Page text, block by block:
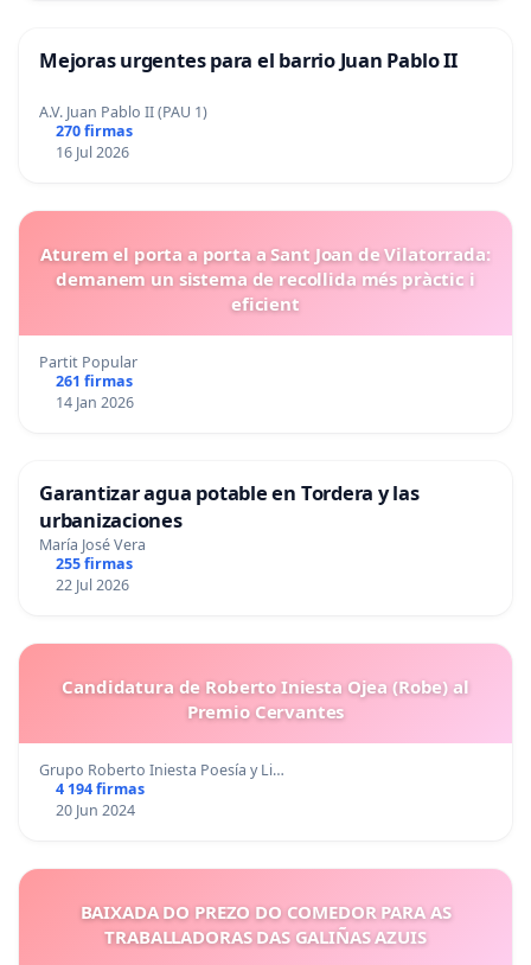
Mejoras urgentes para el barrio Juan Pablo II
A.V. Juan Pablo II (PAU 1)
270 firmas
16 Jul 2026
Aturem el porta a porta a Sant Joan de Vilatorrada:
demanem un sistema de recollida més pràctic i
eficient
Partit Popular
261 firmas
14 Jan 2026
Garantizar agua potable en Tordera y las
urbanizaciones
María José Vera
255 firmas
22 Jul 2026
Candidatura de Roberto Iniesta Ojea (Robe) al
Premio Cervantes
Grupo Roberto Iniesta Poesía y Li…
4 194 firmas
20 Jun 2024
BAIXADA DO PREZO DO COMEDOR PARA AS
TRABALLADORAS DAS GALIÑAS AZUIS